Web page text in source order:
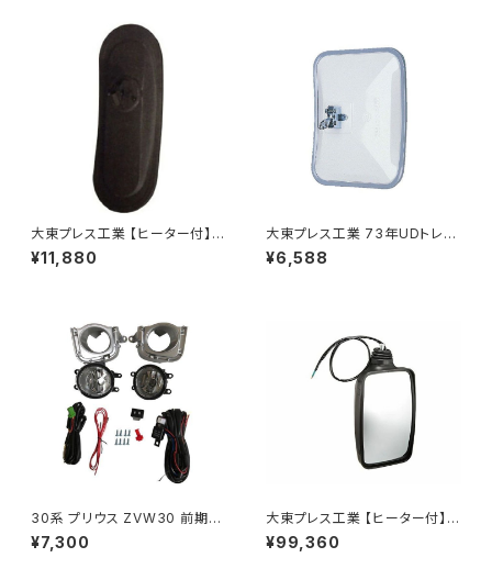
大東プレス工業 【ヒーター付】サ
イドミラー/バックミラー H40
0 ヒーター DI-8Z
¥11,880
大東プレス工業 73年UDトレー
ラーミラーL013 （P付） DI-52
¥6,588
30系 プリウス ZVW30 前期
純正 タイプ フォグランプ ユニッ
ト バルブ 配線 スイッチ H11 左
¥7,300
大東プレス工業 【ヒーター付】ハ
イウェイミラー リモコン+ヒータ
ー付 DI-6021CXE
¥99,360